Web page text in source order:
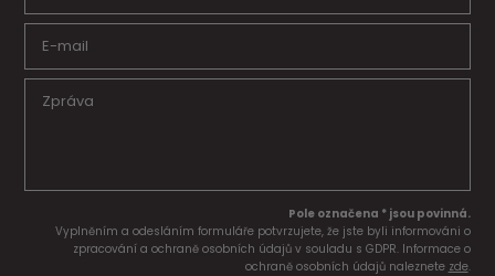
Pole označena * jsou povinná.
Vyplněním a odesláním formuláře potvrzujete, že jste byli informováni o
zpracování a ochraně osobních údajů v souladu s GDPR. Informace o
ochraně osobních údajů naleznete zde.